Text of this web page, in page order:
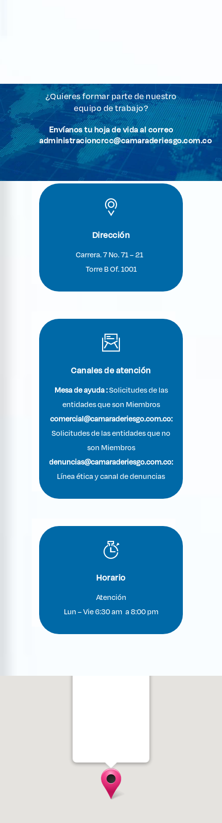
¿Quieres formar parte de nuestro
equipo de trabajo?
Envíanos tu hoja de vida al correo
administracioncrcc@camaraderiesgo.com.co
Dirección
Carrera. 7 No. 71 – 21
Torre B Of. 1001
Canales de atención
Mesa de ayuda :Solicitudes de las
entidades que son Miembros
comercial@camaraderiesgo.com.co:
Solicitudes de las entidades que no
son Miembros
denuncias@camaraderiesgo.com.co:
Línea ética y canal de denuncias
Horario
Atención
Lun – Vie 6:30 am a 8:00 pm